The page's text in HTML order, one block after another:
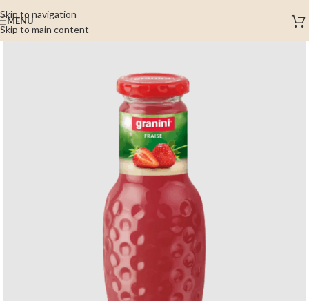
Skip to navigation
Skip to main content
MENU